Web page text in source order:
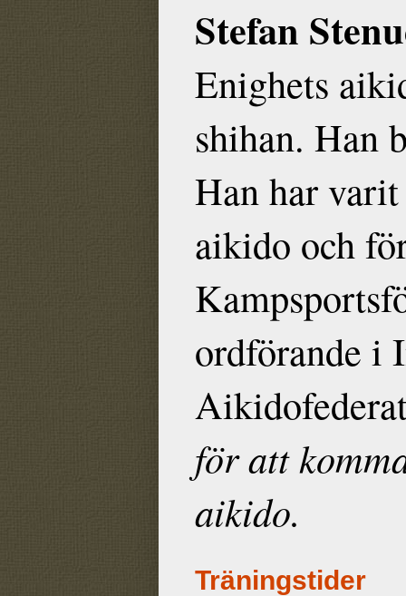
Stefan
Enighets
shihan. Han
Han har
aikido och
ordförande i
för att
aikido.
Träningstider